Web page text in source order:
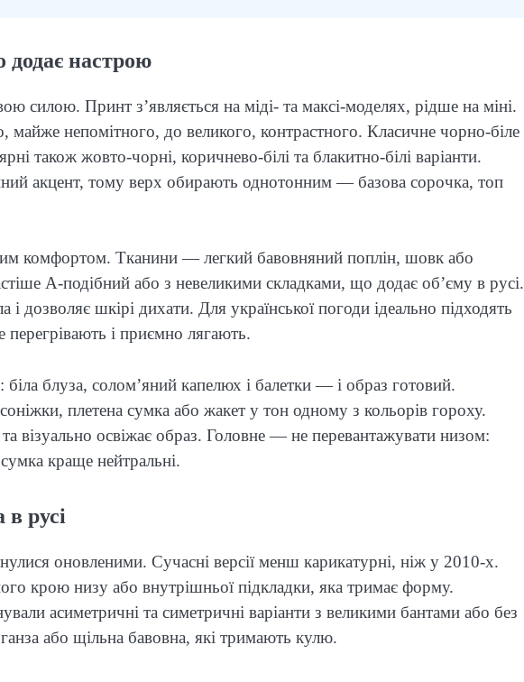
додає настрою
силою. Принт з’являється на міді- та максі-моделях, рідше на міні.
майже непомітного, до великого, контрастного. Класичне чорно-біле
також жовто-чорні, коричнево-білі та блакитно-білі варіанти.
акцент, тому верх обирають однотонним — базова сорочка, топ
комфортом. Тканини — легкий бавовняний поплін, шовк або
А-подібний або з невеликими складками, що додає об’єму в русі.
і дозволяє шкірі дихати. Для української погоди ідеально підходять
і приємно лягають.
біла блуза, солом’яний капелюх і балетки — і образ готовий.
плетена сумка або жакет у тон одному з кольорів гороху.
візуально освіжає образ. Головне — не перевантажувати низом:
краще нейтральні.
русі
оновленими. Сучасні версії менш карикатурні, ніж у 2010-х.
крою низу або внутрішньої підкладки, яка тримає форму.
асиметричні та симетричні варіанти з великими бантами або без
або щільна бавовна, які тримають кулю.